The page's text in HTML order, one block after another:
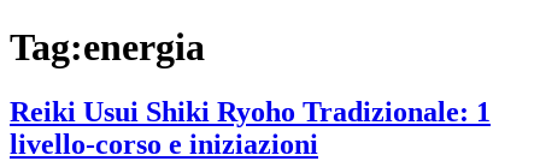
Tag:energia
Reiki Usui Shiki Ryoho Tradizionale: 1
livello-corso e iniziazioni